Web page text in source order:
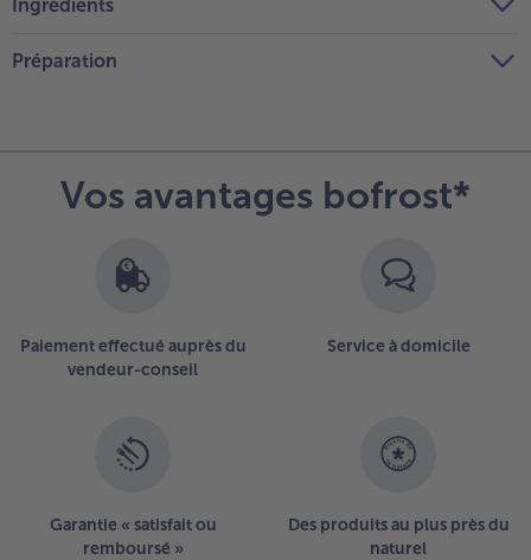
Ingrédients
Préparation
Vos avantages bofrost*
Paiement effectué auprès du
vendeur-conseil
Service à domicile
Garantie « satisfait ou
remboursé »
Des produits au plus près du
naturel